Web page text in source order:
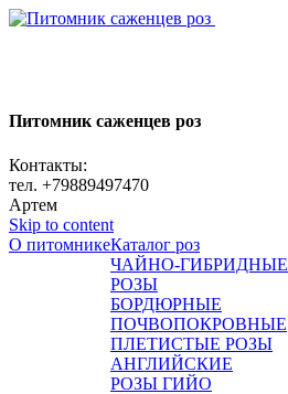
Питомник саженцев роз
Контакты:
тел. +79889497470
Артем
Skip to content
О питомникеКаталог роз
ЧАЙНО-ГИБРИДНЫЕ
РОЗЫ
БОРДЮРНЫЕ
ПОЧВОПОКРОВНЫЕ
ПЛЕТИСТЫЕ РОЗЫ
АНГЛИЙСКИЕ
РОЗЫ ГИЙО